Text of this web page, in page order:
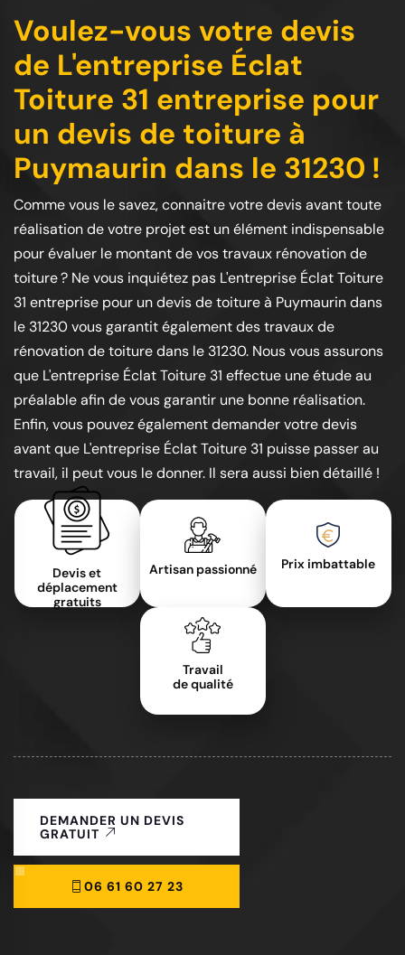
Voulez-vous votre devis
de L'entreprise Éclat
Toiture 31 entreprise pour
un devis de toiture à
Puymaurin dans le 31230 !
Comme vous le savez, connaitre votre devis avant toute
réalisation de votre projet est un élément indispensable
pour évaluer le montant de vos travaux rénovation de
toiture ? Ne vous inquiétez pas L'entreprise Éclat Toiture
31 entreprise pour un devis de toiture à Puymaurin dans
le 31230 vous garantit également des travaux de
rénovation de toiture dans le 31230. Nous vous assurons
que L'entreprise Éclat Toiture 31 effectue une étude au
préalable afin de vous garantir une bonne réalisation.
Enfin, vous pouvez également demander votre devis
avant que L'entreprise Éclat Toiture 31 puisse passer au
travail, il peut vous le donner. Il sera aussi bien détaillé !
Devis et
déplacement
gratuits
Artisan passionné Prix imbattable
Travail
de qualité
DEMANDER UN DEVIS
GRATUIT
06 61 60 27 23